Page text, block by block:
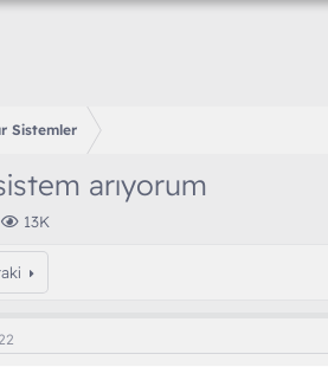
Sistemler
arıyorum
G
13K